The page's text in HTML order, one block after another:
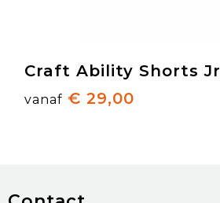
Craft Ability Shorts Jr
vanaf € 29,00